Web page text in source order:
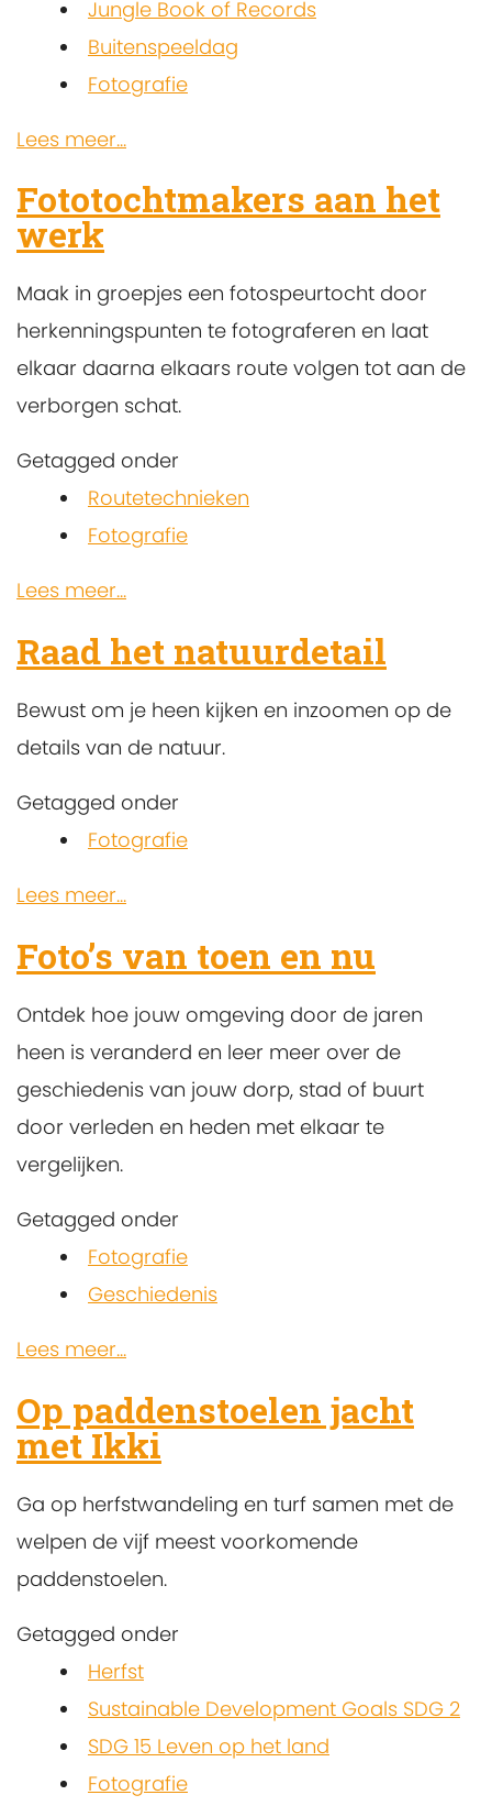
Jungle Book of Records
Buitenspeeldag
Fotografie
Lees meer...
Fototochtmakers aan het
werk
Maak in groepjes een fotospeurtocht door
herkenningspunten te fotograferen en laat
elkaar daarna elkaars route volgen tot aan de
verborgen schat.
Getagged onder
Routetechnieken
Fotografie
Lees meer...
Raad het natuurdetail
Bewust om je heen kijken en inzoomen op de
details van de natuur.
Getagged onder
Fotografie
Lees meer...
Foto’s van toen en nu
Ontdek hoe jouw omgeving door de jaren
heen is veranderd en leer meer over de
geschiedenis van jouw dorp, stad of buurt
door verleden en heden met elkaar te
vergelijken.
Getagged onder
Fotografie
Geschiedenis
Lees meer...
Op paddenstoelen jacht
met Ikki
Ga op herfstwandeling en turf samen met de
welpen de vijf meest voorkomende
paddenstoelen.
Getagged onder
Herfst
Sustainable Development Goals SDG 2
SDG 15 Leven op het land
Fotografie